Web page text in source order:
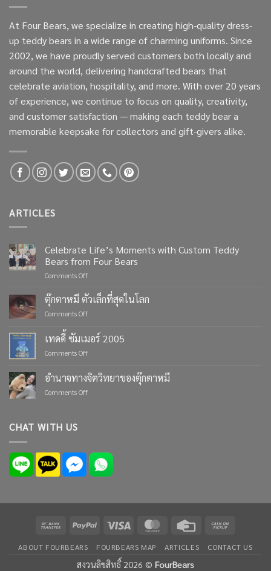
At Four Bears, we specialize in creating high-quality dress-
up teddy bears in a wide range of charming uniforms. Since
2002, we have proudly served customers both locally and
around the world, delivering handcrafted bears that
celebrate aviation, hospitality, and more. With over 20 years
of experience, we continue to focus on quality, creativity,
and customer satisfaction — making each teddy bear a
memorable keepsake for collectors and gift-givers alike.
ARTICLES
Celebrate Life’s Moments with Custom Teddy
Bears from Four Bears
Comments Offon
Life’s
Moments
with
Teddy
Bears
ตุ๊กตาหมี ตัวเล็กที่สุดในโลก
Comments Offon
ตัว
เล็ก
ใน
เทดดี้ ซัมเมอร์ 2005
Comments Offon
ดี้
ซัมเมอร์
2005
อำนาจทางจิตวิทยาของตุ๊กตาหมี
Comments Offon
หมี
CHAT WITH US
Bank
PayPal Visa MasterCardCredit
Pickup
ABOUT FOURBEARS FOURBEARS MAP ARTICLES CONTACT US
สงวนลิขสิทธิ์ 2026 © FourBears